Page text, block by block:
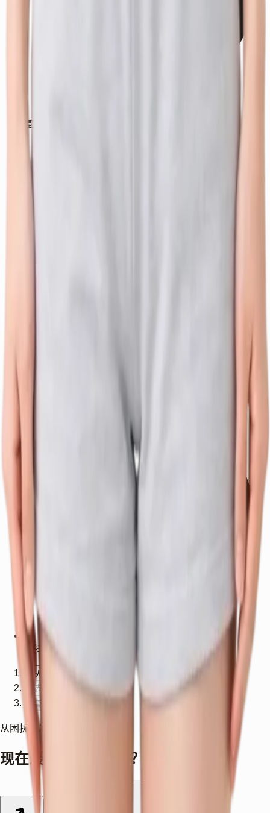
基于 27 部位 × 约 14 种治疗的映射。
选择内容保存在 URL 中，可分享或收藏。
从困扰出发
选择部位与治疗
套餐摘要
从困扰出发
现在最在意的是哪里？